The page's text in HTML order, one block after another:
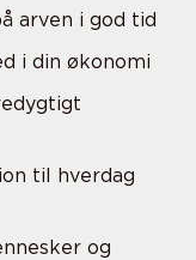
arven i god tid
i din økonomi
til hverdag
og